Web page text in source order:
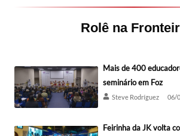
Rolê na
Mais de 400
seminário em Foz
Steve Rodríguez 06/
Feirinha da JK volta